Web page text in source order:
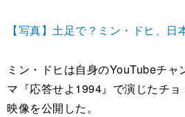
【写真】土足で？ミン・ドヒ、日
ミン・ドヒは自身のYouTubeチャ
マ『応答せよ1994』で演じたチ
映像を公開した。